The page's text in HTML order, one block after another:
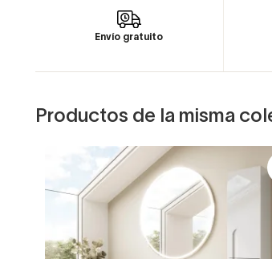
Envío gratuito
Productos de la misma